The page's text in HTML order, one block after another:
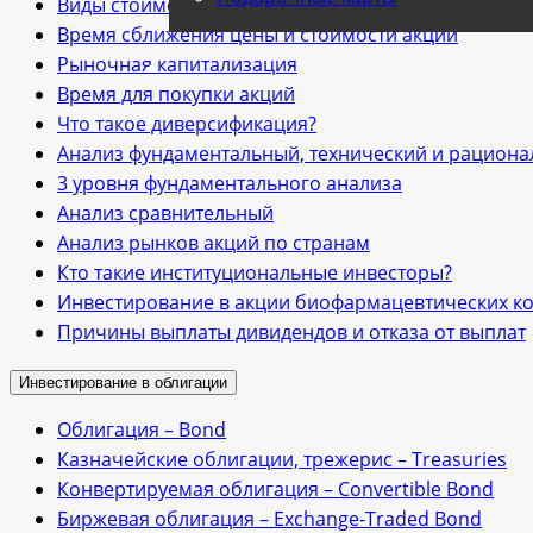
Время сближения цены и стоимости акций
Рыночная капитализация
Время для покупки акций
Что такое диверсификация?
Анализ фундаментальный, технический и
3 уровня фундаментального анализа
Анализ cравнительный
Анализ рынков акций по странам
Кто такие институциональные инвесторы?
Инвестирование в акции биофармацевтических
Причины выплаты дивидендов и отказа от выплат
Инвестирование в облигации
Облигация – Bond
Казначейские облигации, трежериc – Treasuries
Конвертируемая облигация – Convertible Bond
Биржевая облигация – Exchange-Traded Bond